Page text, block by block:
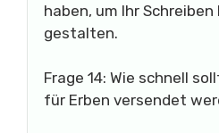
haben, um Ihr
gestalten.
Frage 14: Wie schnell
für Erben versendet